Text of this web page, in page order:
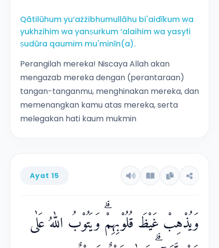
Qātilūhum yu‘ażżibhumullāhu bi'aidīkum wa
yukhzihim wa yanṣurkum ‘alaihim wa yasyfi
ṣudūra qaumim mu'minīn(a).
Perangilah mereka! Niscaya Allah akan
mengazab mereka dengan (perantaraan)
tangan-tanganmu, menghinakan mereka, dan
memenangkan kamu atas mereka, serta
melegakan hati kaum mukmin
Ayat 15
وَيُذْهِبْ غَيْظَ قُلُوْبِهِمْۗ وَيَتُوْبُ اللّٰهُ عَلٰى